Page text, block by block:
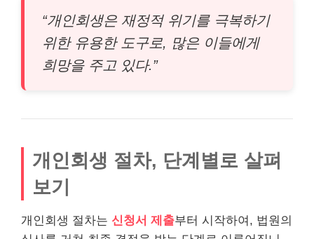
“개인회생은 재정적 위기를 극복하기
위한 유용한 도구로, 많은 이들에게
희망을 주고 있다.”
개인회생 절차, 단계별로 살펴
보기
개인회생 절차는 신청서 제출부터 시작하여, 법원의